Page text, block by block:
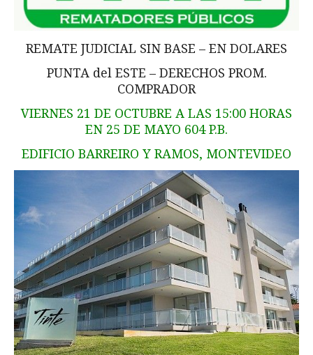
REMATE JUDICIAL SIN BASE – EN DOLARES
PUNTA del ESTE – DERECHOS PROM.
COMPRADOR
VIERNES 21 DE OCTUBRE A LAS 15:00 HORAS
EN 25 DE MAYO 604 P.B.
EDIFICIO BARREIRO Y RAMOS, MONTEVIDEO